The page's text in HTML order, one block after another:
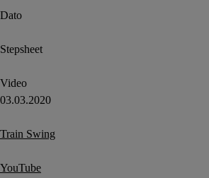
Dato
Stepsheet
Video
03.03.2020
Train Swing
YouTube